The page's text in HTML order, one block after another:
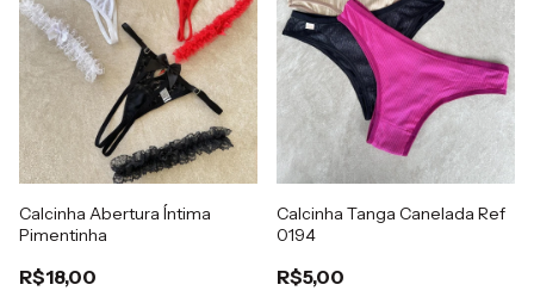
Calcinha Abertura Íntima
Pimentinha
R$18,00
Calcinha Tanga Canelada Ref
0194
R$5,00